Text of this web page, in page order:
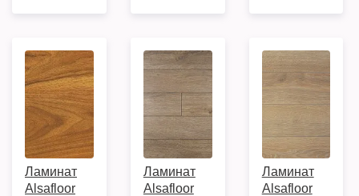
Ламинат
Alsafloor
Ламинат
Alsafloor
Ламинат
Alsafloor